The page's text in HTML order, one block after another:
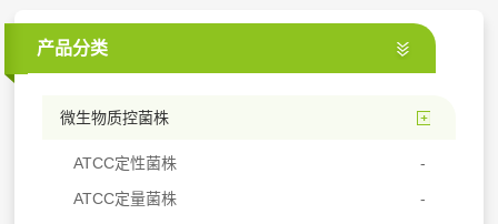
产品分类
微生物质控菌株
ATCC定性菌株
ATCC定量菌株